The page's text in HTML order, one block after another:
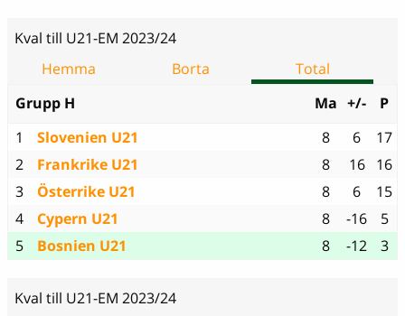
Kval till U21-EM 2023/24
Hemma
Borta
Total
Grupp H
Ma +/-
P
1
Slovenien U21 8 6
17
2
Frankrike U21 8 16
16
3
Österrike U21 8 6
15
4
Cypern U21 8 -16
5
5
Bosnien U21 8 -12 3
Kval till U21-EM 2023/24